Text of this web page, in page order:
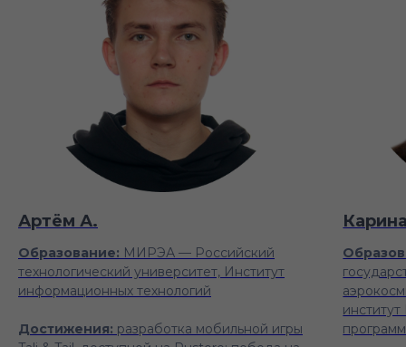
Артём А.
Образование: МИРЭА — Российский
технологический университет, Институт
информационных технологий
Достижения: разработка мобильной игры